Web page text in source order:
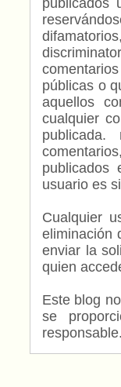
publicados
públicas o
aquellos
cualquier
usuario es
Cualquier
eliminación
enviar la
quien
Este blog
se